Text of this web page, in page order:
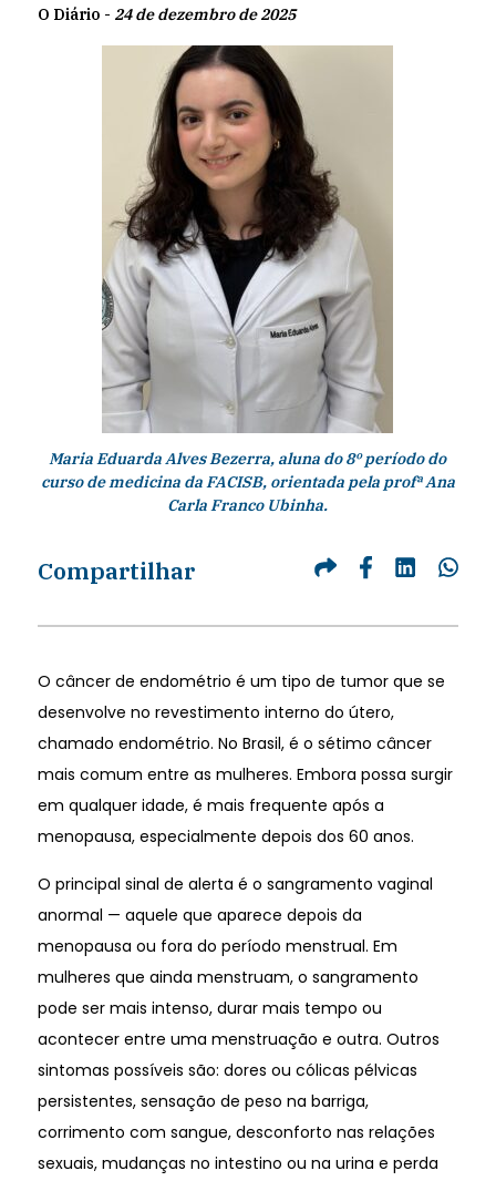
O Diário - 24 de dezembro de 2025
Maria Eduarda Alves Bezerra, aluna do 8º período do
curso de medicina da FACISB, orientada pela profª Ana
Carla Franco Ubinha.
Compartilhar
O câncer de endométrio é um tipo de tumor que se
desenvolve no revestimento interno do útero,
chamado endométrio. No Brasil, é o sétimo câncer
mais comum entre as mulheres. Embora possa surgir
em qualquer idade, é mais frequente após a
menopausa, especialmente depois dos 60 anos.
O principal sinal de alerta é o sangramento vaginal
anormal — aquele que aparece depois da
menopausa ou fora do período menstrual. Em
mulheres que ainda menstruam, o sangramento
pode ser mais intenso, durar mais tempo ou
acontecer entre uma menstruação e outra. Outros
sintomas possíveis são: dores ou cólicas pélvicas
persistentes, sensação de peso na barriga,
corrimento com sangue, desconforto nas relações
sexuais, mudanças no intestino ou na urina e perda